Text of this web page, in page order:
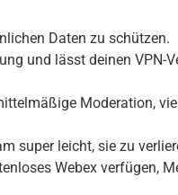
Daten zu schützen.
und lässt deinen VPN-
Moderation,
super leicht, sie zu
Webex verfügen,